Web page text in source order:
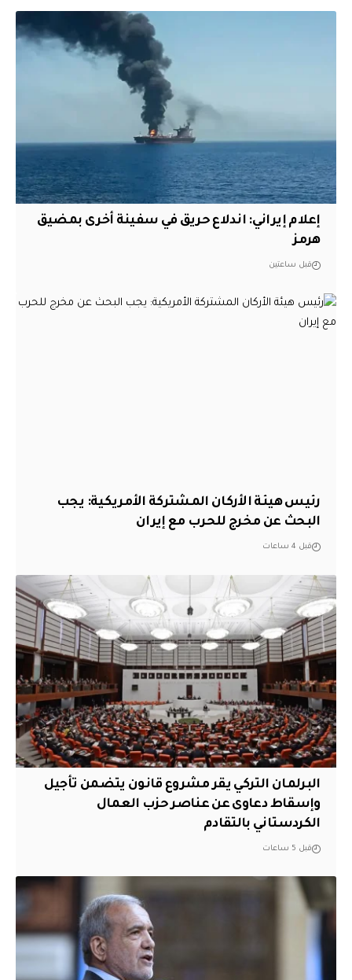
إعلام إيراني: اندلاع حريق في سفينة أخرى بمضيق
هرمز
قبل ساعتين
رئيس هيئة الأركان المشتركة الأمريكية: يجب
البحث عن مخرج للحرب مع إيران
قبل 4 ساعات
البرلمان التركي يقر مشروع قانون يتضمن تأجيل
وإسقاط دعاوى عن عناصر حزب العمال
الكردستاني بالتقادم
قبل 5 ساعات